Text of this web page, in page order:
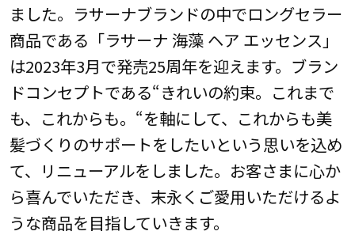
ました。ラサーナブランドの中でロングセラー
商品である「ラサーナ 海藻 ヘア エッセンス」
は2023年3月で発売25周年を迎えます。ブラン
ドコンセプトである“きれいの約束。これまで
も、これからも。“を軸にして、これからも美
髪づくりのサポートをしたいという思いを込め
て、リニューアルをしました。お客さまに心か
ら喜んでいただき、末永くご愛用いただけるよ
うな商品を目指していきます。